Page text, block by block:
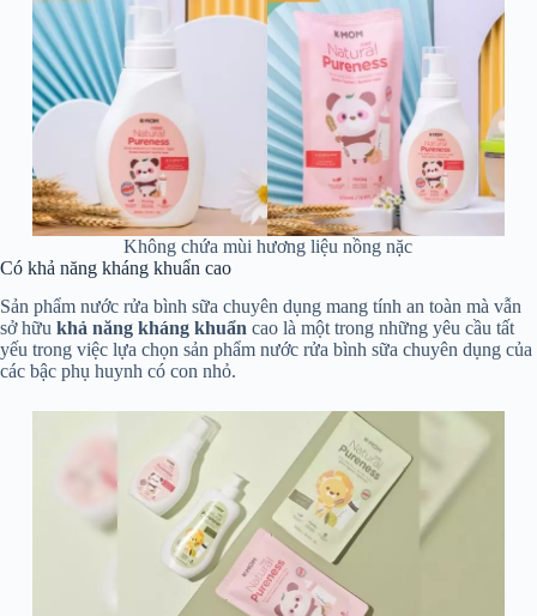
Không chứa mùi hương liệu nồng nặc
Có khả năng kháng khuẩn cao
Sản phẩm nước rửa bình sữa chuyên dụng mang tính an toàn mà vẫn
sở hữu khả năng kháng khuẩn cao là một trong những yêu cầu tất
yếu trong việc lựa chọn sản phẩm nước rửa bình sữa chuyên dụng của
các bậc phụ huynh có con nhỏ.